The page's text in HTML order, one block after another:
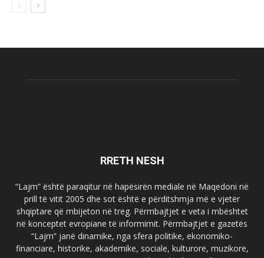
RRETH NESH
“Lajm” është paraqitur në hapësirën mediale në Maqedoni në
prill të vitit 2005 dhe sot është e përditshmja më e vjetër
shqiptare që mbijeton në treg. Përmbajtjet e veta i mbështet
në konceptet evropiane të informimit. Përmbajtjet e gazetës
“Lajm” janë dinamike, nga sfera politike, ekonomiko-
financiare, historike, akademike, sociale, kulturore, muzikore,